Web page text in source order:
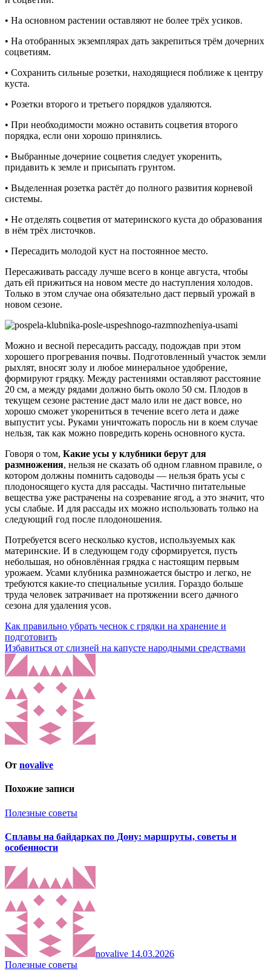
• На основном растении оставляют не более трёх усиков.
• На отобранных экземплярах дать закрепиться трём дочерних
соцветиям.
• Сохранить сильные розетки, находящиеся поближе к центру
куста.
• Розетки второго и третьего порядков удаляются.
• При необходимости можно оставить соцветия второго
порядка, если они хорошо принялись.
• Выбранные дочерние соцветия следует укоренить,
придавить к земле и присыпать грунтом.
• Выделенная розетка растёт до полного развития корневой
системы.
• Не отделять соцветия от материнского куста до образования
в нём трёх листочков.
• Пересадить молодой куст на постоянное место.
Пересаживать рассаду лучше всего в конце августа, чтобы
дать ей прижиться на новом месте до наступления холодов.
Только в этом случае она обязательно даст первый урожай в
новом сезоне.
Можно и весной пересадить рассаду, подождав при этом
хорошего прогревания почвы. Подготовленный участок земли
рыхлят, вносят золу и любое минеральное удобрение,
формируют грядку. Между растениями оставляют расстояние
20 см, а между рядами должно быть около 50 см. Плодов в
текущем сезоне растение даст мало или не даст вовсе, но
хорошо сможет укорениться в течение всего лета и даже
выпустит усы. Руками уничтожать поросль ни в коем случае
нельзя, так как можно повредить корень основного куста.
Говоря о том, Какие усы у клубники берут для
размножения, нельзя не сказать об одном главном правиле, о
котором должны помнить садоводы — нельзя брать усы с
плодоносящего куста для рассады. Частично питательные
вещества уже растрачены на созревание ягод, а это значит, что
усы слабые. И для рассады их можно использовать только на
следующий год после плодоношения.
Потребуется всего несколько кустов, используемых как
материнские. И в следующем году сформируется, пусть
небольшая, но обновлённая грядка с настоящим первым
урожаем. Усами клубника размножается быстро и легко, не
требуются какие-то специальные усилия. Гораздо больше
труда человек затрачивает на протяжении всего дачного
сезона для удаления усов.
Навигация
по
записям
Как правильно убрать чеснок с грядки на хранение и
подготовить
Избавиться от слизней на капусте народными средствами
От novalive
Похожие записи
Полезные советы
Сплавы на байдарках по Дону: маршруты, советы и
особенности
novalive 14.03.2026
Полезные советы